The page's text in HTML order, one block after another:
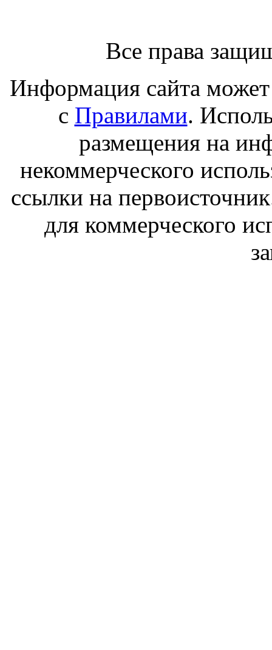
Все права
Информация сайта может
с Правилами.
размещения на
некоммерческого
ссылки на
для коммерческого